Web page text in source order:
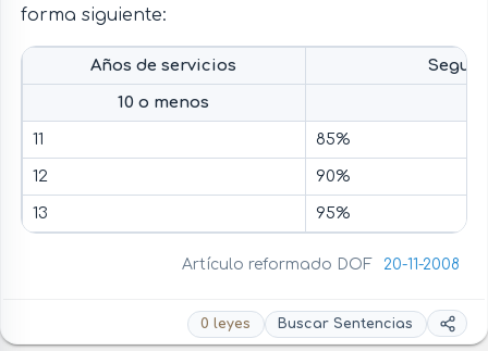
forma siguiente:
Años de servicios
10 o menos
11 85%
12 90%
13 95%
Artículo reformado DOF 20-11-2008
0 leyes Buscar Sentencias